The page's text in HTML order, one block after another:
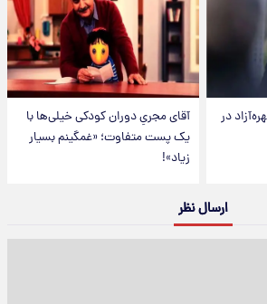
در
آقای مجریِ دوران کودکی خیلی‌ها با
یک پست متفاوت؛ «غمگینم بسیار
زیاد»!
ارسال نظر